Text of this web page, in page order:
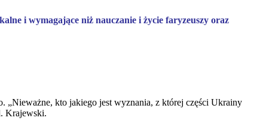
i wymagające niż nauczanie i życie faryzeuszy oraz
„Nieważne, kto jakiego jest wyznania, z której części Ukrainy
Krajewski.